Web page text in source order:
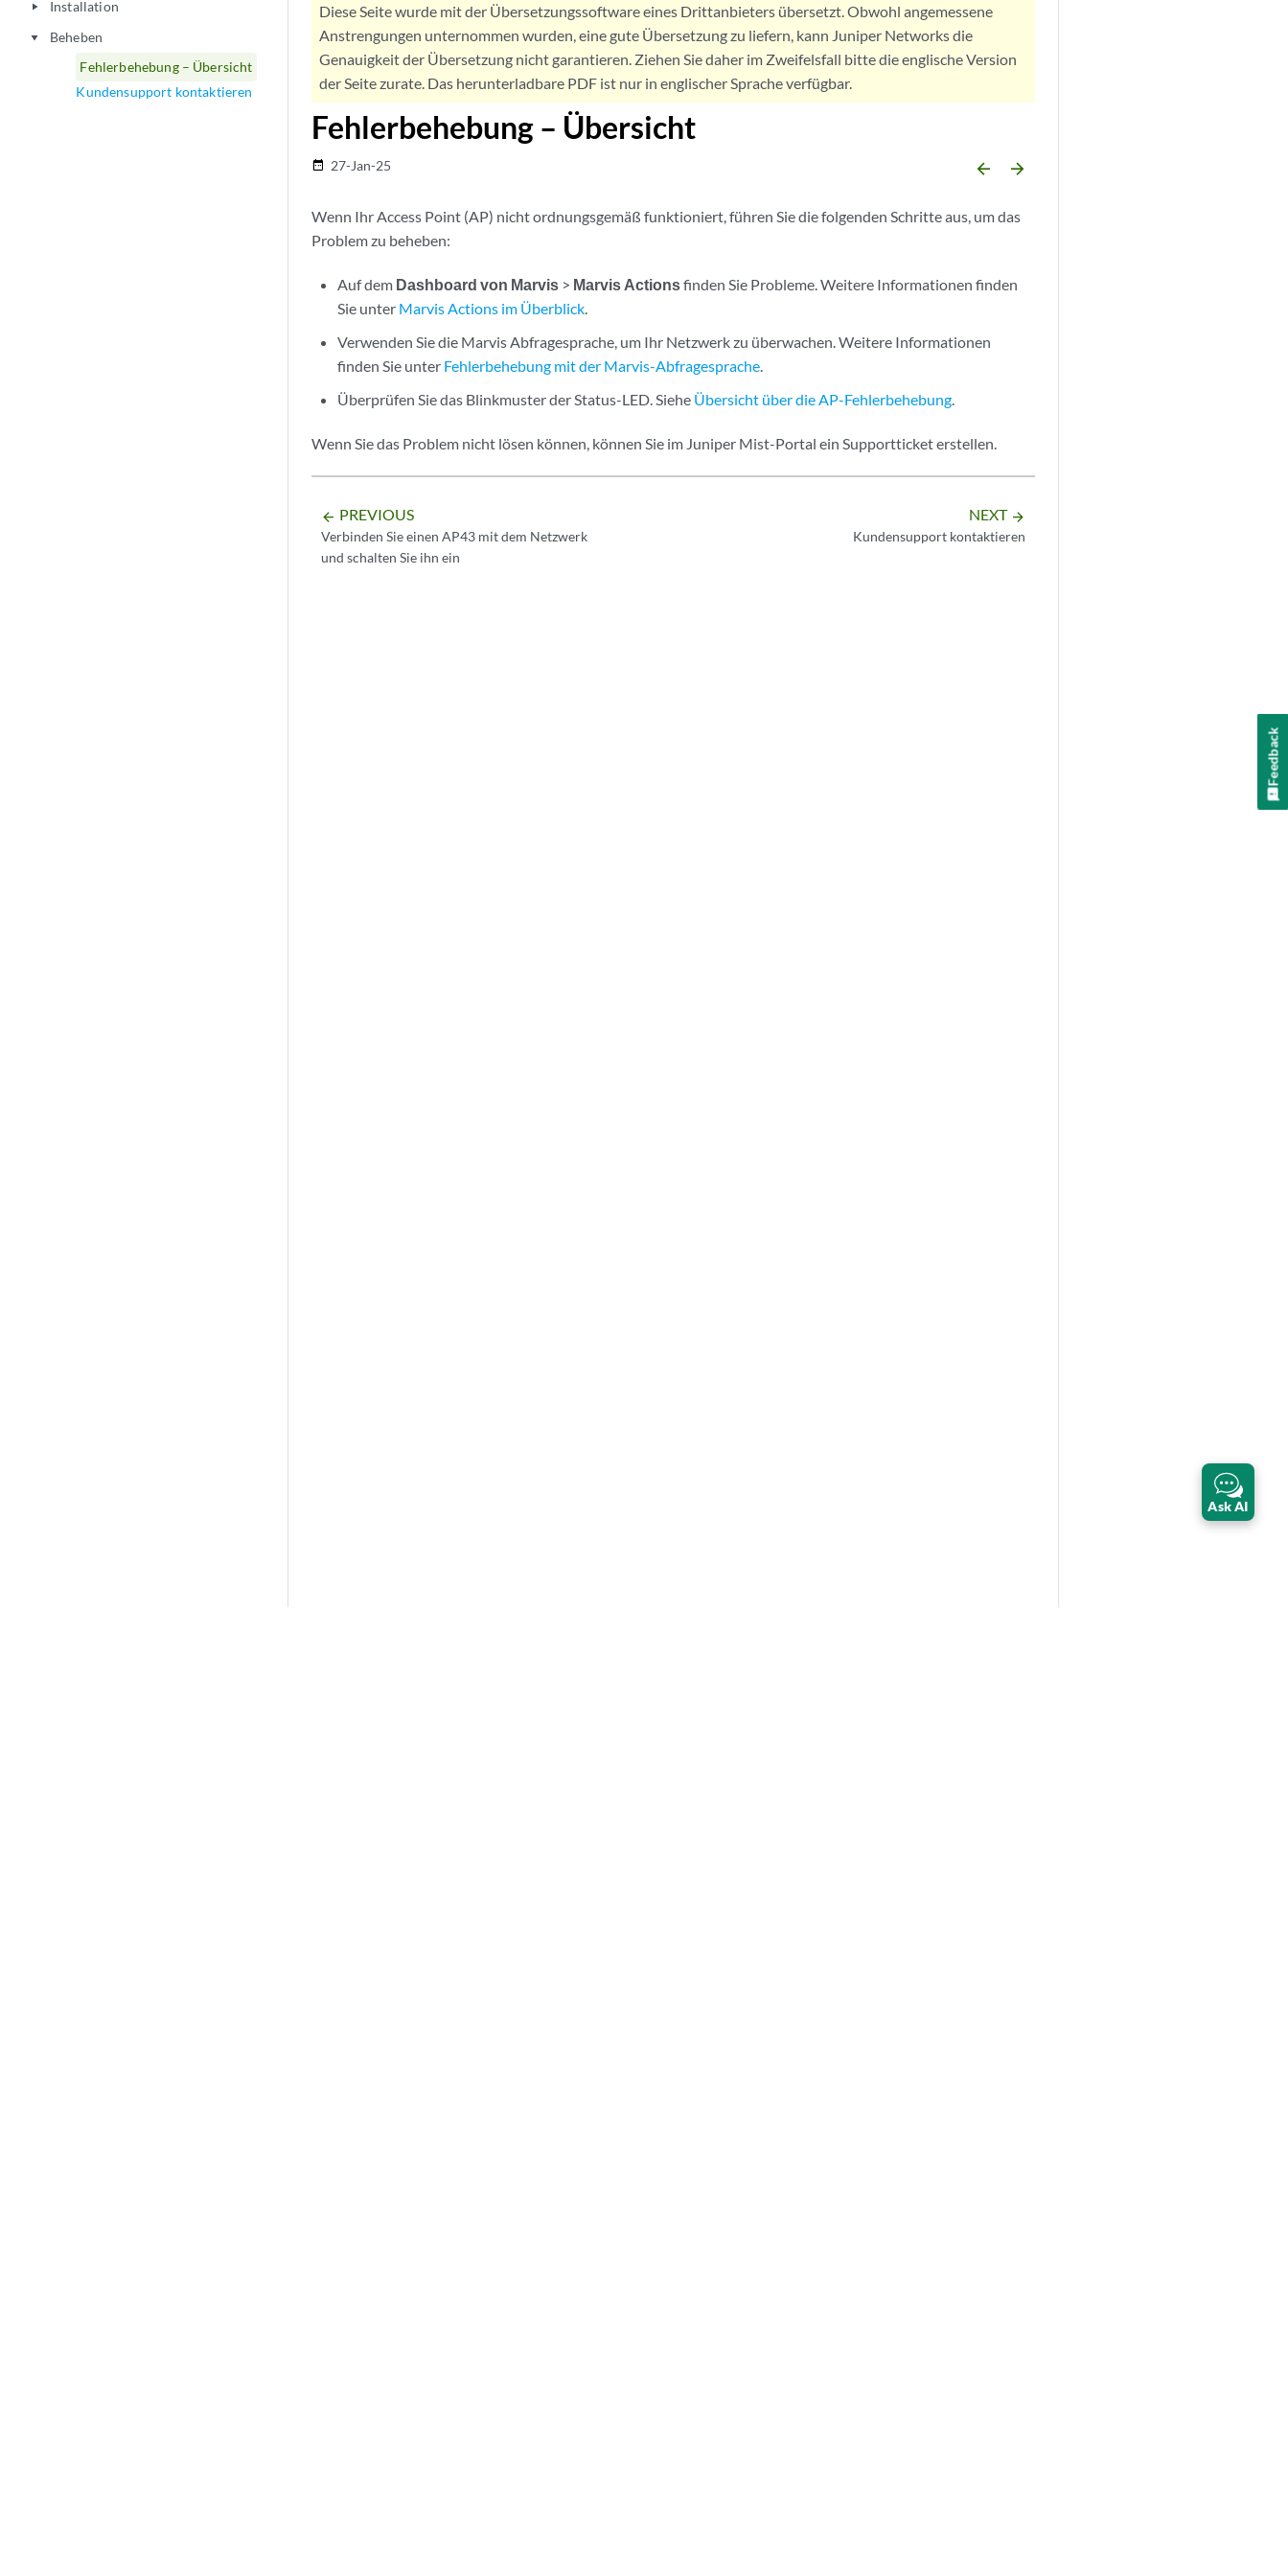
play_arrow Installation
play_arrow
Beheben
Fehlerbehebung – Übersicht
Kundensupport kontaktieren
Diese Seite wurde mit der Übersetzungssoftware eines Drittanbieters übersetzt. Obwohl angemessene
Anstrengungen unternommen wurden, eine gute Übersetzung zu liefern, kann Juniper Networks die
Genauigkeit der Übersetzung nicht garantieren. Ziehen Sie daher im Zweifelsfall bitte die englische Version
der Seite zurate. Das herunterladbare PDF ist nur in englischer Sprache verfügbar.
Fehlerbehebung – Übersicht
date_range 27-Jan-25 arrow_backward arrow_forward
Wenn Ihr Access Point (AP) nicht ordnungsgemäß funktioniert, führen Sie die folgenden Schritte aus, um das
Problem zu beheben:
Auf dem Dashboard von Marvis > Marvis Actionsfinden Sie Probleme. Weitere Informationen finden
Sie unter Marvis Actions im Überblick.
Verwenden Sie die Marvis Abfragesprache, um Ihr Netzwerk zu überwachen. Weitere Informationen
finden Sie unter Fehlerbehebung mit der Marvis-Abfragesprache.
Überprüfen Sie das Blinkmuster der Status-LED. Siehe Übersicht über die AP-Fehlerbehebung.
Wenn Sie das Problem nicht lösen können, können Sie im Juniper Mist-Portal ein Supportticket erstellen.
arrow_backward PREVIOUS
Verbinden Sie einen AP43 mit dem Netzwerk
und schalten Sie ihn ein
NEXT arrow_forward
Kundensupport kontaktieren
Ask AI
Feedback